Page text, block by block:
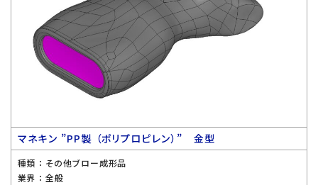
マネキン ”PP製 （ポリプロピレン）” 金型
種類 ： その他ブロー成形品
業界 ： 全般